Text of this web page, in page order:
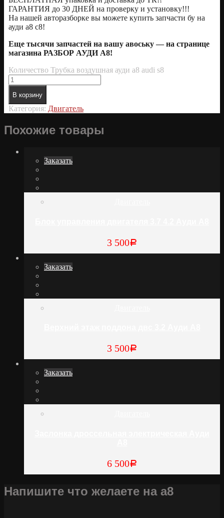
ГАРАНТИЯ до 30 ДНЕЙ на проверку и установку!!!
На нашей авторазборке вы можете купить запчасти бу на
ауди а8 с8!
Еще тысячи запчастей на вашу авоську — на странице
магазина РАЗБОР АУДИ А8!
Количество Трубка воздушная ауди а8 audi s8
В корзину
Категория: Двигатель
Похожие товары
Заказать
3 500Р
Заказать
3 500Р
Заказать
6 500Р
Напишите что желаете на а8